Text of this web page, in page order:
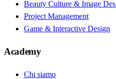
Beauty Culture & Image
Project Management
Game & Interactive Design
Academy
Chi siamo